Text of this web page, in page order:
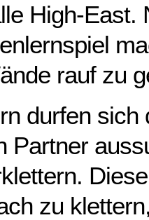
High-East.
rauf zu
durfen sich
Partner
zu